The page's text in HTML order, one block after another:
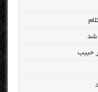
شد
حبیب